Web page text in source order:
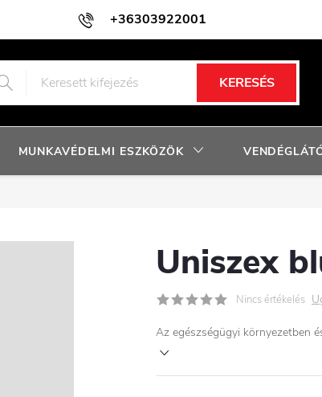
+36303922001
Adatkezelési tájékoztató Facebook nyereményjáték szabályzat
KERESÉS
MUNKAVÉDELMI ESZKÖZÖK
Uniszex
Nincs értékelés
Az egészségügyi környezetben